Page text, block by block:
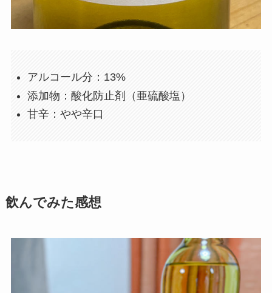
アルコール分：13%
添加物：酸化防止剤（亜硫酸塩）
甘辛：やや辛口
飲んでみた感想